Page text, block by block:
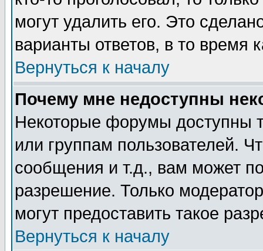
могут удалить его. Это
варианты ответов, в то время
Вернуться к началу
Почему мне недоступны
Некоторые форумы доступны
или группам пользователей.
сообщения и т.д., вам может
разрешение. Только
могут предоставить такое
Вернуться к началу